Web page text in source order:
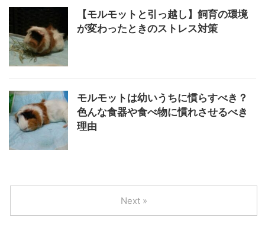
【モルモットと引っ越し】飼育の環境
が変わったときのストレス対策
モルモットは幼いうちに慣らすべき？
色んな食器や食べ物に慣れさせるべき
理由
Next »